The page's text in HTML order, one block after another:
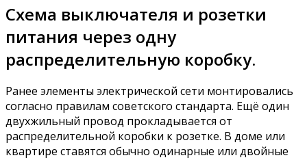
Схема выключателя и розетки
питания через одну
распределительную коробку.
Ранее элементы электрической сети монтировались
согласно правилам советского стандарта. Ещё один
двухжильный провод прокладывается от
распределительной коробки к розетке. В доме или
квартире ставятся обычно одинарные или двойные